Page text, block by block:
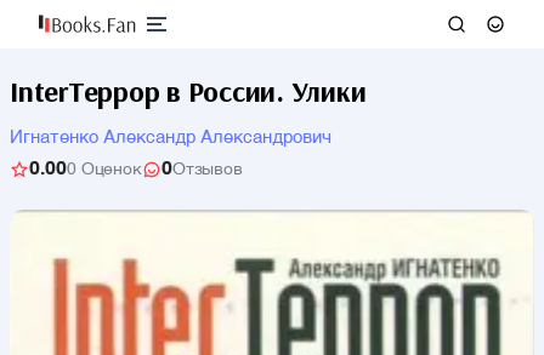
InterТеррор в России. Улики
Игнатенко Александр Александрович
0.000 Оценок 0Отзывов